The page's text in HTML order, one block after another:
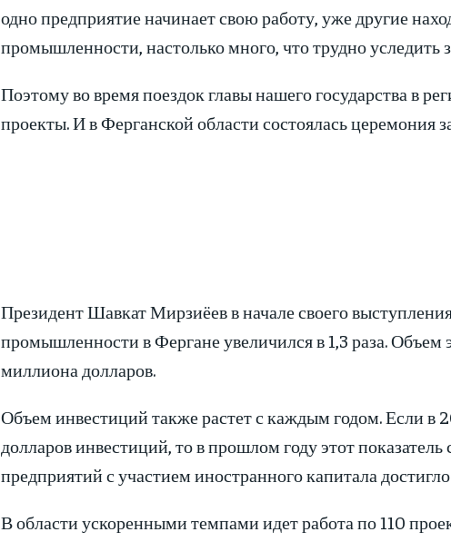
одно предприятие начинает свою работу, уже другие
промышленности, настолько много, что трудно уследить
Поэтому во время поездок главы нашего государства в
проекты. И в Ферганской области состоялась церемония
Президент Шавкат Мирзиёев в начале своего
промышленности в Фергане увеличился в 1,3 раза. Объем
миллиона долларов.
Объем инвестиций также растет с каждым годом. Если в
долларов инвестиций, то в прошлом году этот
предприятий с участием иностранного капитала
В области ускоренными темпами идет работа по 110